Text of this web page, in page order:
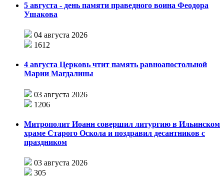
5 августа - день памяти праведного воина Феодора
Ушакова
04 августа 2026
1612
4 августа Церковь чтит память равноапостольной
Марии Магдалины
03 августа 2026
1206
Митрополит Иоанн совершил литургию в Ильинском
храме Старого Оскола и поздравил десантников с
праздником
03 августа 2026
305